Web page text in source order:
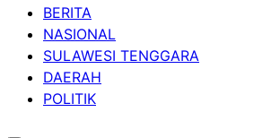
BERITA
NASIONAL
SULAWESI TENGGARA
DAERAH
POLITIK